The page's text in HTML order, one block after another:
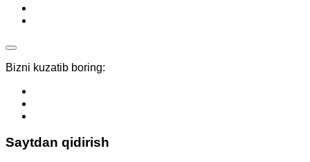
Bizni kuzatib boring:
Saytdan qidirish